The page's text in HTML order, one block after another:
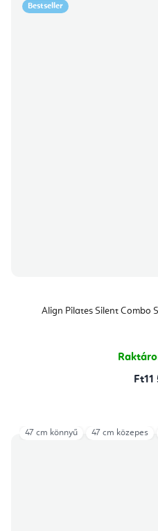
Bestseller
Align Pilates Silent Combo
Ft11
47 cm könnyű 47 cm közepes